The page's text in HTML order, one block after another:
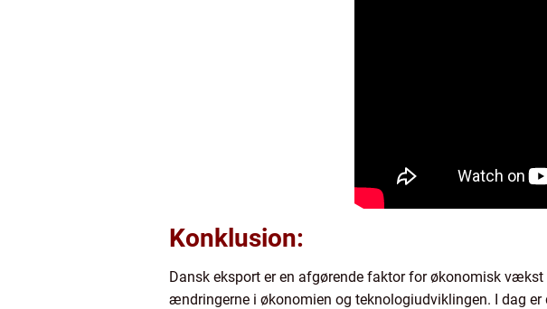
Konklusion:
Dansk eksport er en afgørende faktor for økonomisk
ændringerne i økonomien og teknologiudviklingen. I dag